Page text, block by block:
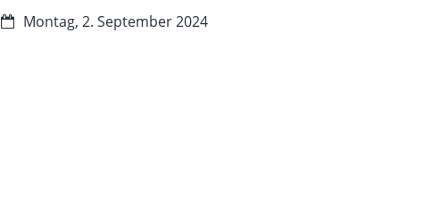
Datum:Montag, 2. September 2024